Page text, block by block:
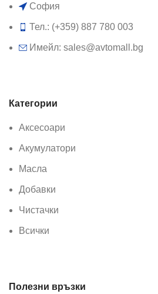
София
Тел.: (+359) 887 780 003
Имейл: sales@avtomall.bg
Категории
Аксесоари
Акумулатори
Масла
Добавки
Чистачки
Всички
Полезни връзки